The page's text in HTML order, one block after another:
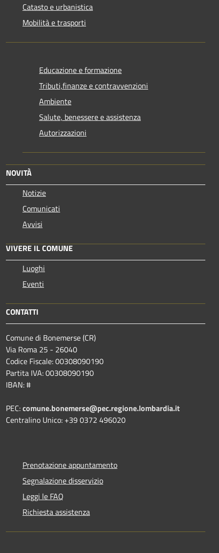
Catasto e urbanistica
Mobilità e trasporti
Educazione e formazione
Tributi,finanze e contravvenzioni
Ambiente
Salute, benessere e assistenza
Autorizzazioni
NOVITÀ
Notizie
Comunicati
Avvisi
VIVERE IL COMUNE
Luoghi
Eventi
CONTATTI
Comune di Bonemerse (CR)
Via Roma 25 - 26040
Codice Fiscale: 00308090190
Partita IVA: 00308090190
IBAN: #
PEC:comune.bonemerse@pec.regione.lombardia.it
Centralino Unico: +39 0372 496020
Prenotazione appuntamento
Segnalazione disservizio
Leggi le FAQ
Richiesta assistenza